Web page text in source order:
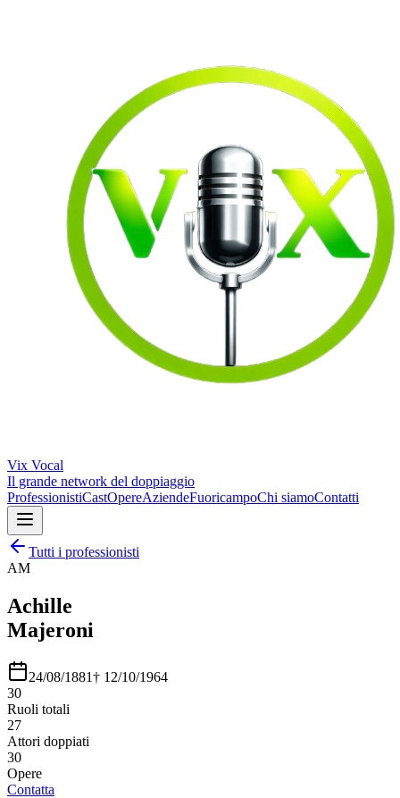
Vix Vocal
Il grande network del doppiaggio
ProfessionistiCastOpereAziendeFuoricampoChi siamoContatti
Tutti i professionisti
AM
Achille
Majeroni
24/08/1881† 12/10/1964
30
Ruoli totali
27
Attori doppiati
30
Opere
Contatta